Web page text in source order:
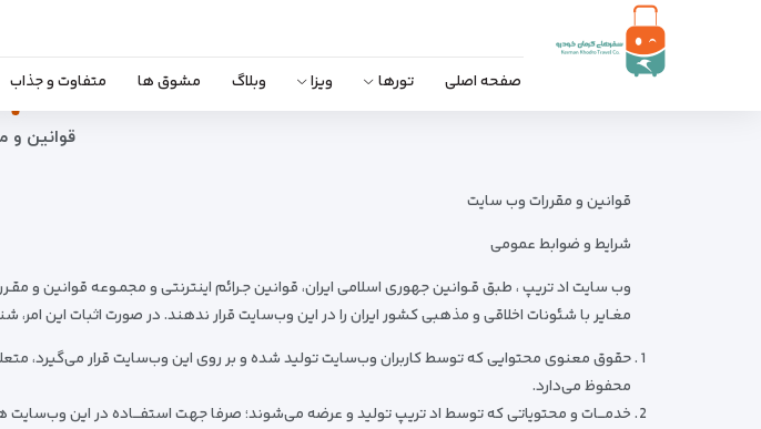
صفحه اصلی تورها ویزا وبلاگ مشوق ها متفاوت و جذاب
قوانین و
قوانین و مقررات وب سایت
شرایط و ضوابط عمومی
وب ‌سایت اد تریپ ، طبق قـوانین جهوری اسلامی ایران، قوانین جـرائم اینترنتی و مجمـوعه‌ قوانین و
مغـایر با شئونات اخلاقی و مذهبی کشور ایران را در این وب‌سایت قرار ندهند. در صورت اثبات این
حقوق معنوی محتوایی که توسط کاربران وب‌سایت تولید شده و بر روی این وب‌سایت قرار می‌گیرد،
محفوظ می‌دارد.
خدمـــات و محتویاتی که توسط اد تریپ تولید و عرضه می‌شوند؛ صرفا جهت استفـــاده‌ در این